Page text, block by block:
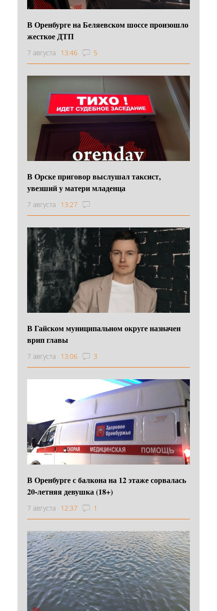
В Оренбурге на Беляевском шоссе произошло
жесткое ДТП
7 августа 13:46 5
В Орске приговор выслушал таксист,
увезший у матери младенца
7 августа 13:27
В Гайском муниципальном округе назначен
врип главы
7 августа 13:06 3
В Оренбурге с балкона на 12 этаже сорвалась
20-летняя девушка (18+)
7 августа 12:37 1